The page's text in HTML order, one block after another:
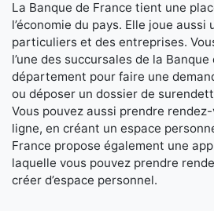
La Banque de France tient une
l’économie du pays. Elle joue aussi
particuliers et des entreprises.
l’une des succursales de la
département pour faire une
ou déposer un dossier de
Vous pouvez aussi prendre
ligne, en créant un espace
France propose également une
laquelle vous pouvez prendre
créer d’espace personnel.